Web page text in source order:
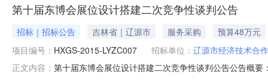
第十届东博会展位设计搭建二次竞争性谈判公告
招标｜招标公告 吉林省｜辽源市 服务采购
预算48万元
项目编号： HXGS-2015-LYZC007 招标单位： 辽源市经济技术合
正文内容： 第十届东博会展位设计搭建二次竞争性谈判公告公告概